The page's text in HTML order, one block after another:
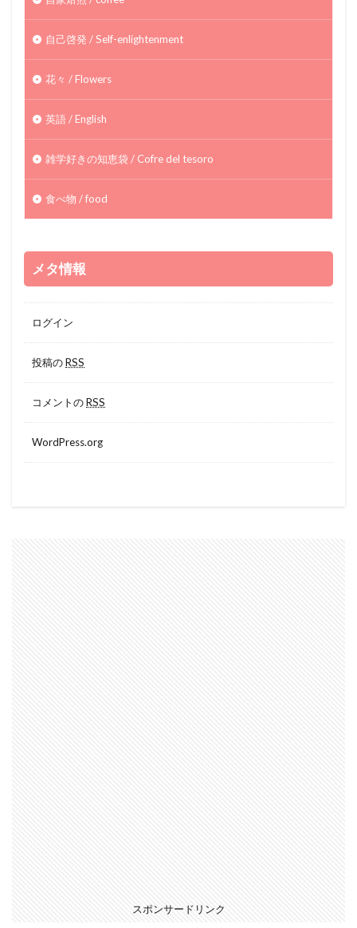
自己啓発 / Self-enlightenment
花々 / Flowers
英語 / English
雑学好きの知恵袋 / Cofre del tesoro
食べ物 / food
メタ情報
ログイン
投稿のRSS
コメントのRSS
WordPress.org
スポンサードリンク